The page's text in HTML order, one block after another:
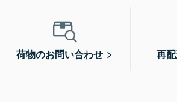
荷物のお問い合わせ 再